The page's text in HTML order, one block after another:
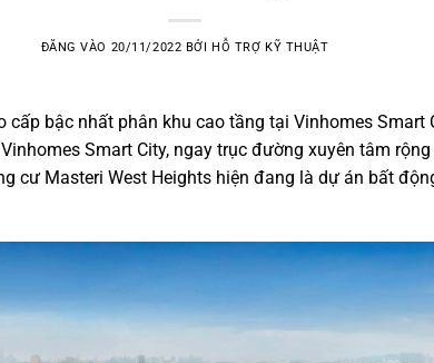
ĐĂNG VÀO 20/11/2022 BỞIHỖ TRỢ KỸ THUẬT
bậc nhất phân khu cao tầng tại Vinhomes Smart
Smart City, ngay trục đường xuyên tâm
cư Masteri West Heights hiện đang là dự án bất